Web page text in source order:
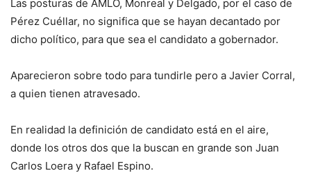
Las posturas de AMLO, Monreal y Delgado, por el caso de
Pérez Cuéllar, no significa que se hayan decantado por
dicho político, para que sea el candidato a gobernador.
Aparecieron sobre todo para tundirle pero a Javier Corral,
a quien tienen atravesado.
En realidad la definición de candidato está en el aire,
donde los otros dos que la buscan en grande son Juan
Carlos Loera y Rafael Espino.